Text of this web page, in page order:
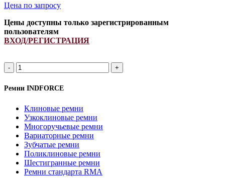
Цена по запросу
Цены доступны только зарегистрированным
пользователям
ВХОД/РЕГИСТРАЦИЯ
Количество
товара
SPA
1075Li/
ремень
узкоклиновой
INDFORCE
Strongest
Ремни INDFORCE
Клиновые ремни
Узкоклиновые ремни
Многоручьевые ремни
Вариаторные ремни
Зубчатые ремни
Поликлиновые ремни
Шестигранные ремни
Ремни стандарта RMA